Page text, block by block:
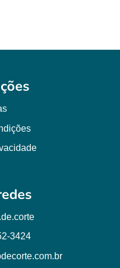
3424